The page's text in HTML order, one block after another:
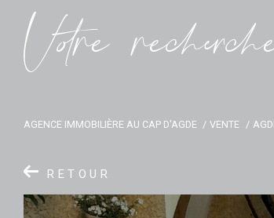
Vore recec
AGENCE IMMOBILIÈRE AU CAP D'AGDE VENTE
RETOUR